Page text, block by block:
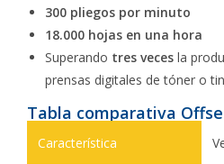
300 pliegos por minuto
18.000 hojas en una hora
Superando tres veces la
prensas digitales de tóner o
Tabla comparativa